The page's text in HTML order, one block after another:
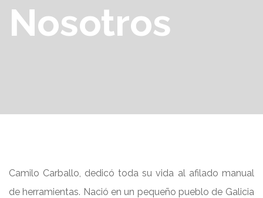
Nosotros
Camilo Carballo, dedicó toda su vida al afilado manual
de herramientas. Nació en un pequeño pueblo de Galicia